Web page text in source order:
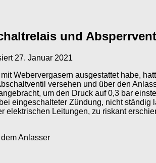
und
27. Januar 2021
Webervergasern ausgestattet habe,
versehen und über den
um den Druck auf 0,3 bar
eingeschalteter Zündung, nicht
elektrischen Leitungen, zu riskant
Anlasser